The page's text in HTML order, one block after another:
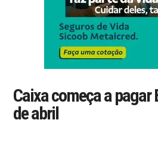
Caixa começa a pagar
de abril